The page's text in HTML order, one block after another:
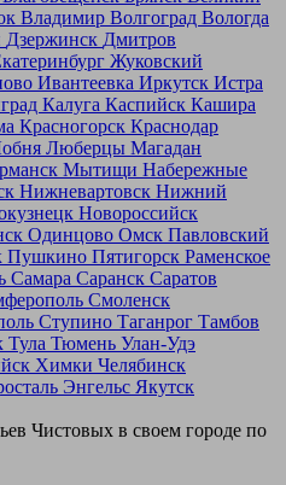
Владимир Волгоград Вологда
Дзержинск Дмитров
Жуковский
Ивантеевка Иркутск Истра
Калуга Каспийск Кашира
Красногорск Краснодар
Люберцы Магадан
Мытищи Набережные
Нижневартовск Нижний
Новороссийск
Одинцово Омск Павловский
Пушкино Пятигорск Раменское
Самара Саранск Саратов
Смоленск
Ступино Таганрог Тамбов
Тула Тюмень Улан-Удэ
Химки Челябинск
Энгельс Якутск
Чистовых в своем городе по